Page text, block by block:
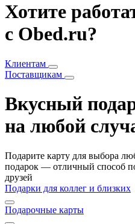
Хотите
с Obed.ru?
Клиентам
Поставщикам
Вкусный
на любой
Подарите карту для выбора
подарок — отличный способ
друзей
Подарки для коллег и близких
Подарочные карты